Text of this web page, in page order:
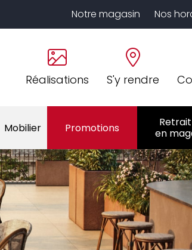
Réalisations S'y rendre
Notre magasin Nos
Mobilier Promotions
en